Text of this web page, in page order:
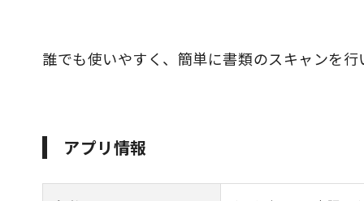
誰でも使いやすく、簡単に書類のスキャンを行
アプリ情報